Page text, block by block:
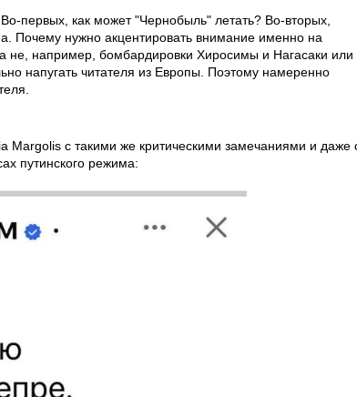
первых, как может "Чернобыль" летать? Во-вторых,
Почему нужно акцентировать внимание именно на
не, например, бомбардировки Хиросимы и Нагасаки или
напугать читателя из Европы. Поэтому намеренно
Margolis с такими же критическими замечаниями и даже
путинского режима: